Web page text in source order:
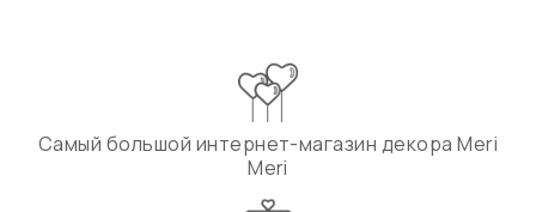
Самый большой интернет-магазин декора Meri
Meri